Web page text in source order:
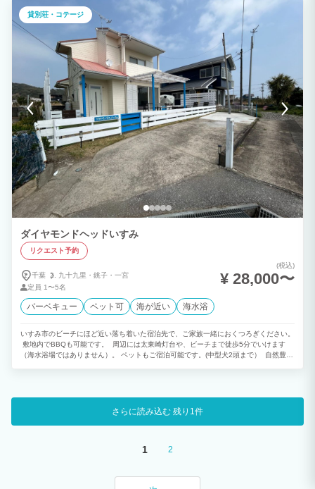
貸別荘・コテージ
ダイヤモンドヘッドいすみ
リクエスト予約
千葉 九十九里・ 銚子・ 一宮
定員 1〜5名
(税込)
¥ 28,000〜
バーベキュー ペット可 海が近い 海水浴
いすみ市のビーチにほど近い落ち着いた宿泊先で、ご家族一緒におくつろぎください。
敷地内でBBQも可能です。 周辺には太東崎灯台や、ビーチまで徒歩5分でいけます
（海水浴場ではありません）。 ペットもご宿泊可能です。(中型犬2頭まで） 自然豊か
さらに読み込む 残り1件
1 2